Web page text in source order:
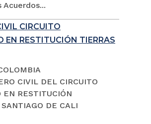
CIRCUITO
EN RESTITUCIÓN TIERRAS
CIVIL DEL CIRCUITO
EN RESTITUCIÓN
DE CALI